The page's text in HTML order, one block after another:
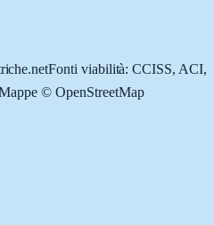
Fonti viabilità: CCISS, ACI,
© OpenStreetMap